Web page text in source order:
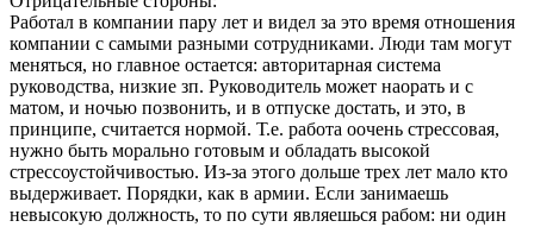
Работал в компании пару лет и видел за это время отношения
компании с самыми разными сотрудниками. Люди там могут
меняться, но главное остается: авторитарная система
руководства, низкие зп. Руководитель может наорать и с
матом, и ночью позвонить, и в отпуске достать, и это, в
принципе, считается нормой. Т.е. работа оочень стрессовая,
нужно быть морально готовым и обладать высокой
стрессоустойчивостью. Из-за этого дольше трех лет мало кто
выдерживает. Порядки, как в армии. Если занимаешь
невысокую должность, то по сути являешься рабом: ни один